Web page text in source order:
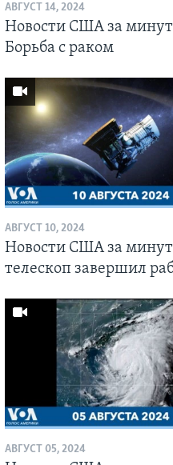
АВГУСТ 14, 2024
Новости США за
Борьба с раком
АВГУСТ 10, 2024
Новости США за
телескоп завершил
АВГУСТ 05, 2024